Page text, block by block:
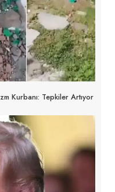
Kurbanı: Tepkiler Artıyor